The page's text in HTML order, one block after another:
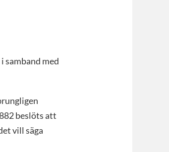
samband med
beslöts att
vill säga